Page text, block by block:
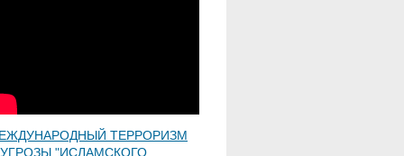
ТЕРРОРИЗМ
"ИСЛАМСКОГО